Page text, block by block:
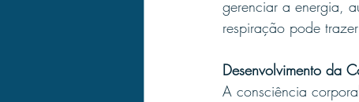
gerenciar a energia,
respiração pode
Desenvolvimento da
A consciência